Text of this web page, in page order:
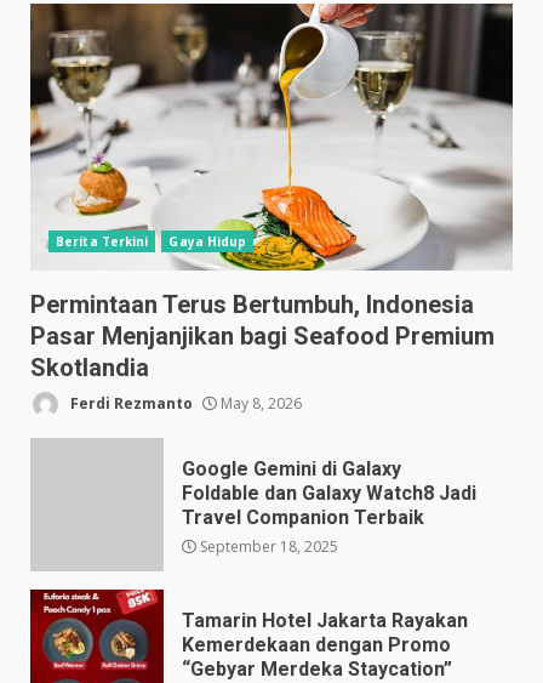
Berita Terkini Gaya Hidup
Permintaan Terus Bertumbuh, Indonesia
Pasar Menjanjikan bagi Seafood Premium
Skotlandia
Ferdi Rezmanto May 8, 2026
Google Gemini di Galaxy
Foldable dan Galaxy Watch8 Jadi
Travel Companion Terbaik
September 18, 2025
Tamarin Hotel Jakarta Rayakan
Kemerdekaan dengan Promo
“Gebyar Merdeka Staycation”